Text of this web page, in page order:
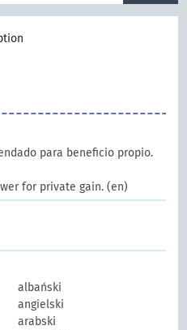
para beneficio propio.
for private gain. (en)
albański
angielski
arabski